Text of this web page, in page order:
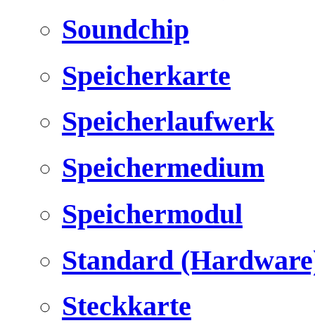
Soundchip
Speicherkarte
Speicherlaufwerk
Speichermedium
Speichermodul
Standard
Steckkarte